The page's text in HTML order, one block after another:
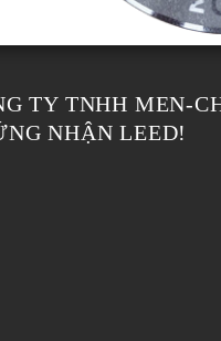
TY TNHH MEN-
NHẬN LEED!